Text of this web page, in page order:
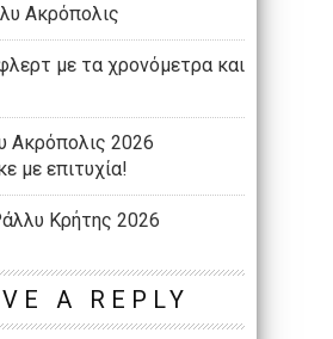
Ακρόπολις
με τα χρονόμετρα και
Ακρόπολις 2026
με επιτυχία!
Κρήτης 2026
A REPLY